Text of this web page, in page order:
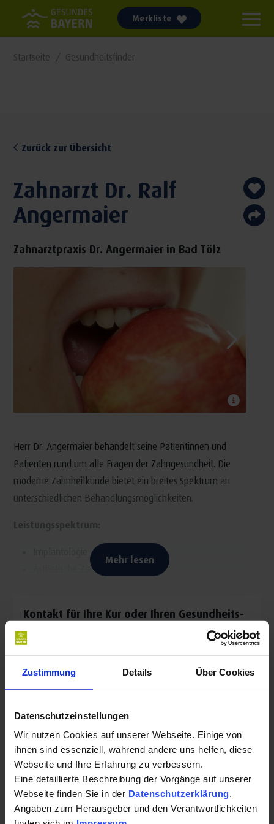
Zustimmung Details Über Cookies
Datenschutzeinstellungen
Wir nutzen Cookies auf unserer Webseite. Einige von
ihnen sind essenziell, während andere uns helfen, diese
Webseite und Ihre Erfahrung zu verbessern.
Eine detaillierte Beschreibung der Vorgänge auf unserer
Webseite finden Sie in der Datenschutzerklärung.
Angaben zum Herausgeber und den Verantwortlichkeiten
Merkliste
Startseite Gesundheitsfinder
Zurück zur Übersicht
Zahnarzt Dr. Ralf
Angermaier
Zahnarztpraxis Dr. Angermaier in Bad Tölz
Herr Dr. Angermaier behandelt seine Patientinnen und
Patienten rund um alle Fragen der Zahngesundheit. Die
moderne Zahnheilkunde bietet ein breites Spektrum an
unterschiedlichen Behandlungsmöglichkeiten.
Leistungsspektrum:
Ästhetische Zahnheilkunde
Endodontie
Mehr lesen
Kontakt für Ihre Kur oder Ihren Gesundheits-
Urlaub:
Zahnarztpraxis Dr. Angermaier in Bad Tölz
Telefon:
+4980412575